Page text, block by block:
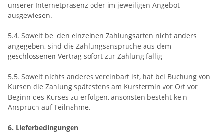
unserer Internetpräsenz oder im jeweiligen Angebot
ausgewiesen.
5.4. Soweit bei den einzelnen Zahlungsarten nicht anders
angegeben, sind die Zahlungsansprüche aus dem
geschlossenen Vertrag sofort zur Zahlung fällig.
5.5. Soweit nichts anderes vereinbart ist, hat bei Buchung von
Kursen die Zahlung spätestens am Kurstermin vor Ort vor
Beginn des Kurses zu erfolgen, ansonsten besteht kein
Anspruch auf Teilnahme.
6. Lieferbedingungen